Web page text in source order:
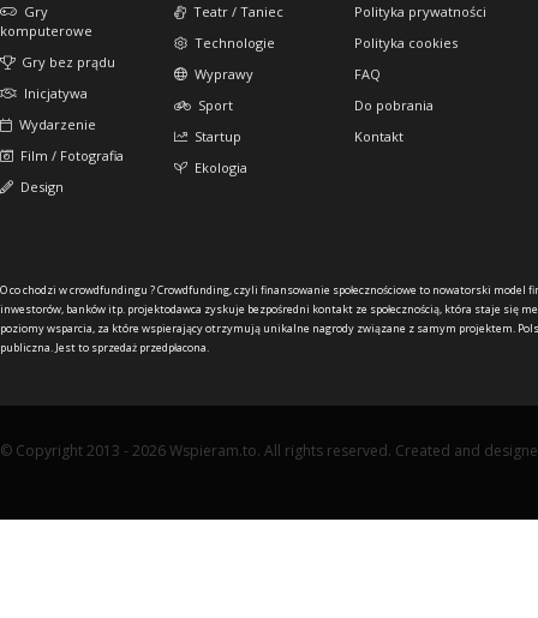
Gry
komputerowe
Gry bez prądu
Inicjatywa
Wydarzenie
Film / Fotografia
Design
Teatr / Taniec
Technologie
Wyprawy
Sport
Startup
Ekologia
Polityka prywatności
Polityka cookies
FAQ
Do pobrania
Kontakt
O co chodzi w crowdfundingu ?Crowdfunding, czyli finansowanie społecznościowe to nowatorski model
inwestorów, banków itp. projektodawca zyskuje bezpośredni kontakt ze społecznością, która staje się
poziomy wsparcia, za które wspierający otrzymują unikalne nagrody związane z samym projektem.
publiczna. Jest to sprzedaż przedpłacona.
© Copyright 2013 - 2026 Wspieram.to. All rights reserved. Created and